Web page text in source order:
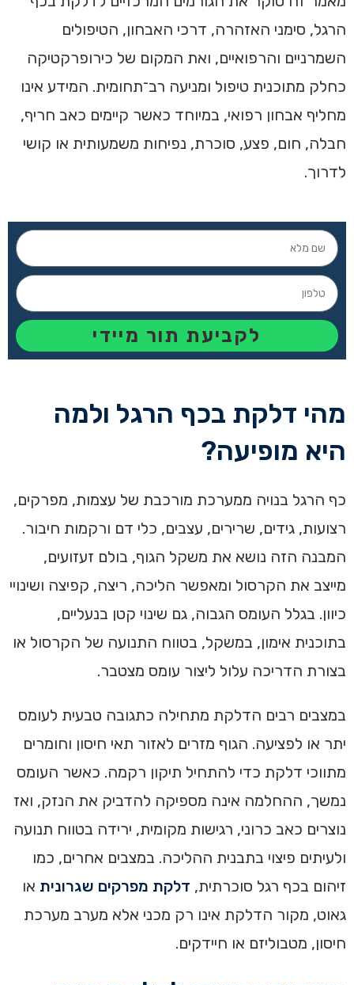
הרגל, סימני האזהרה, דרכי האבחון, הטיפולים
השמרניים והרפואיים, ואת המקום של כירופרקטיקה
כחלק מתוכנית טיפול ומניעה רב־תחומית. המידע אינו
מחליף אבחון רפואי, במיוחד כאשר קיימים כאב חריף,
חבלה, חום, פצע, סוכרת, נפיחות משמעותית או קושי
לדרוך.
לקביעת תור מיידי
מהי דלקת בכף הרגל ולמה
היא מופיעה?
כף הרגל בנויה ממערכת מורכבת של עצמות, מפרקים,
רצועות, גידים, שרירים, עצבים, כלי דם ורקמות חיבור.
המבנה הזה נושא את משקל הגוף, בולם זעזועים,
מייצב את הקרסול ומאפשר הליכה, ריצה, קפיצה ושינויי
כיוון. בגלל העומס הגבוה, גם שינוי קטן בנעליים,
בתוכנית אימון, במשקל, בטווח התנועה של הקרסול או
בצורת הדריכה עלול ליצור עומס מצטבר.
במצבים רבים הדלקת מתחילה כתגובה טבעית לעומס
יתר או לפציעה. הגוף מזרים לאזור תאי חיסון וחומרים
מתווכי דלקת כדי להתחיל תיקון רקמה. כאשר העומס
נמשך, ההחלמה אינה מספיקה להדביק את הנזק, ואז
נוצרים כאב כרוני, רגישות מקומית, ירידה בטווח תנועה
ולעיתים פיצוי בתבנית ההליכה. במצבים אחרים, כמו
זיהום בכף רגל סוכרתית, דלקת מפרקים שגרונית או
גאוט, מקור הדלקת אינו רק מכני אלא מערב מערכת
חיסון, מטבוליזם או חיידקים.